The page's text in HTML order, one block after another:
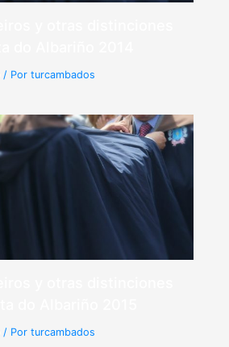
/ Porturcambados
/ Porturcambados